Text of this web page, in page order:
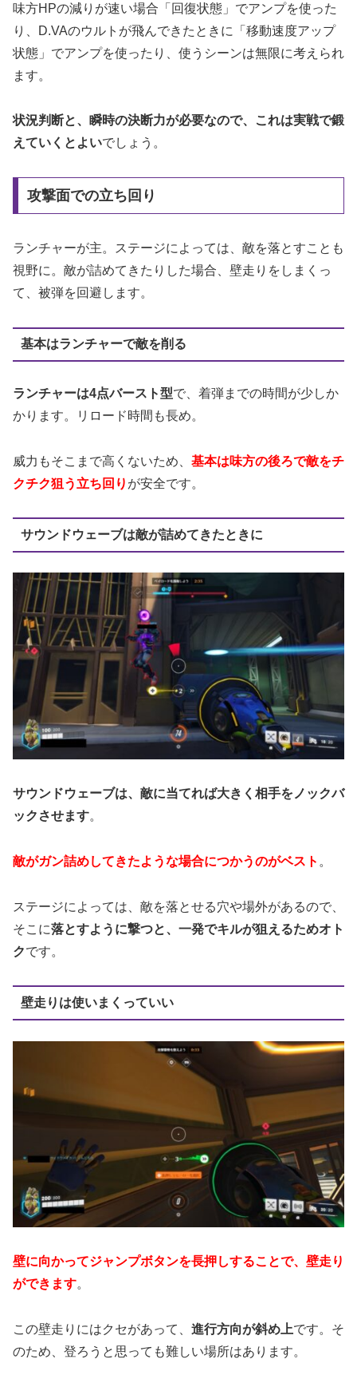
味方HPの減りが速い場合「回復状態」でアンプを使った
り、D.VAのウルトが飛んできたときに「移動速度アップ
状態」でアンプを使ったり、使うシーンは無限に考えられ
ます。
状況判断と、瞬時の決断力が必要なので、これは実戦で鍛
えていくとよいでしょう。
攻撃面での立ち回り
ランチャーが主。ステージによっては、敵を落とすことも
視野に。敵が詰めてきたりした場合、壁走りをしまくっ
て、被弾を回避します。
基本はランチャーで敵を削る
ランチャーは4点バースト型で、着弾までの時間が少しか
かります。リロード時間も長め。
威力もそこまで高くないため、 基本は味方の後ろで敵をチ
クチク狙う立ち回り が安全です。
サウンドウェーブは敵が詰めてきたときに
サウンドウェーブは、敵に当てれば大きく相手をノックバ
ックさせます。
敵がガン詰めしてきたような場合につかうのがベスト 。
ステージによっては、敵を落とせる穴や場外があるので、
そこに落とすように撃つと、一発でキルが狙えるためオト
クです。
壁走りは使いまくっていい
壁に向かってジャンプボタンを長押しすることで、壁走り
ができます。
この壁走りにはクセがあって、 進行方向が斜め上です。そ
のため、登ろうと思っても難しい場所はあります。